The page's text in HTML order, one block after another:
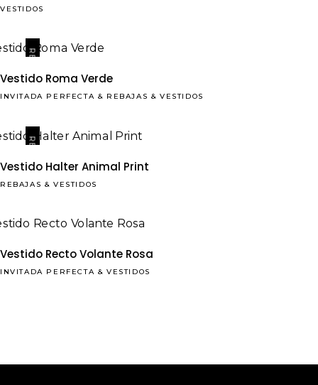
VESTIDOS
REBAJAS
Vestido Roma Verde
INVITADA PERFECTA & REBAJAS &VESTIDOS
REBAJAS
Vestido Halter Animal Print
REBAJAS &VESTIDOS
Vestido Recto Volante Rosa
INVITADA PERFECTA &VESTIDOS